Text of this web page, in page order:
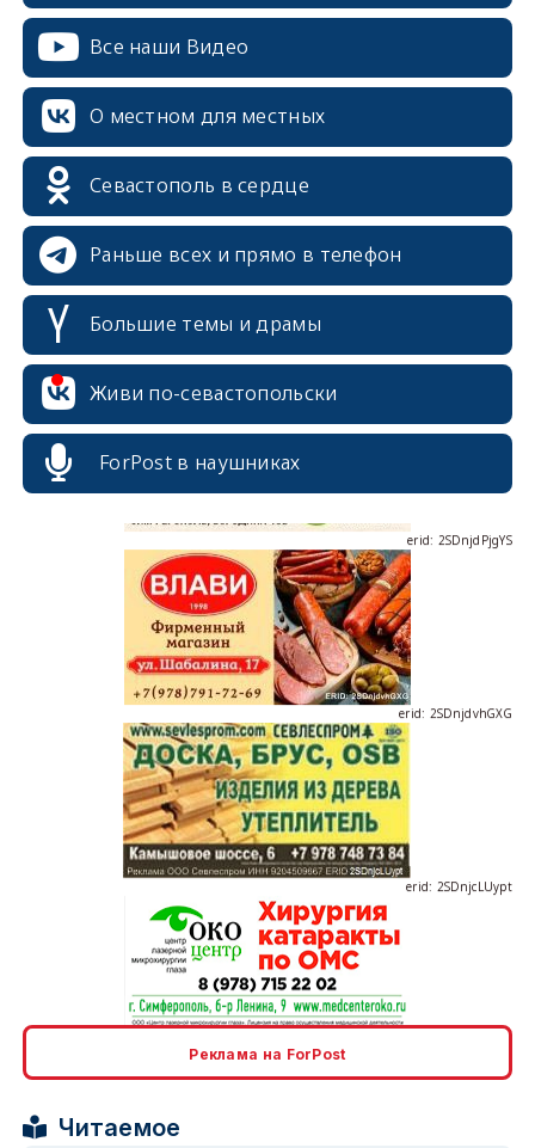
Все наши Видео
О местном для местных
Севастополь в сердце
Раньше всех и прямо в телефон
Большие темы и драмы
Живи по-севастопольски
ForPost в наушниках
erid: 2SDnjcrDNw6
erid: 2SDnjdvhGXG
erid: 2SDnjcLUypt
erid: 2SDnjcrDNw6
Реклама на ForPost
Читаемое